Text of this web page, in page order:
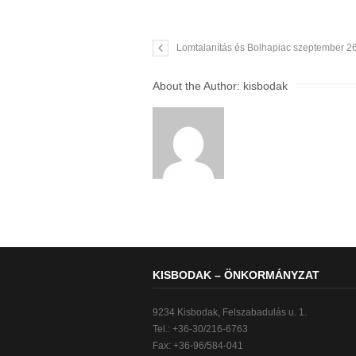
Lomtalanítás és Bolhapiac szeptember
About the Author: kisbodak
KISBODAK – ÖNKORMÁNYZAT
9234 Kisbodak, Felszabadulás u. 1.
Tel.: +36-30/216-6763
Fax: +36-96/584-041